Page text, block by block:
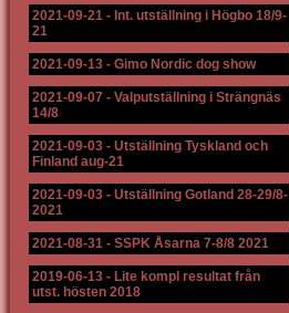
2021-09-21 - Int. utställning i Högbo 18/9-
21
2021-09-13 - Gimo Nordic dog show
2021-09-07 - Valputställning i Strängnäs
14/8
2021-09-03 - Utställning Tyskland och
Finland aug-21
2021-09-03 - Utställning Gotland 28-29/8-
2021
2021-08-31 - SSPK Åsarna 7-8/8 2021
2019-06-13 - Lite kompl resultat från
utst. hösten 2018